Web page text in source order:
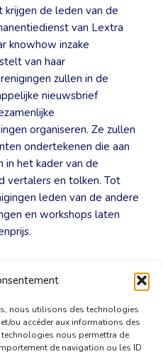
nous utilisons des technologies
ou accéder aux informations des
nous permettra de
de navigation ou les ID
krijgen de leden van de
van Lextra
knowhow inzake
van haar
zullen in de
nieuwsbrief
organiseren. Ze zullen
ondertekenen die aan
het kader van de
vertalers en tolken. Tot
leden van de andere
en workshops laten
[PDF]